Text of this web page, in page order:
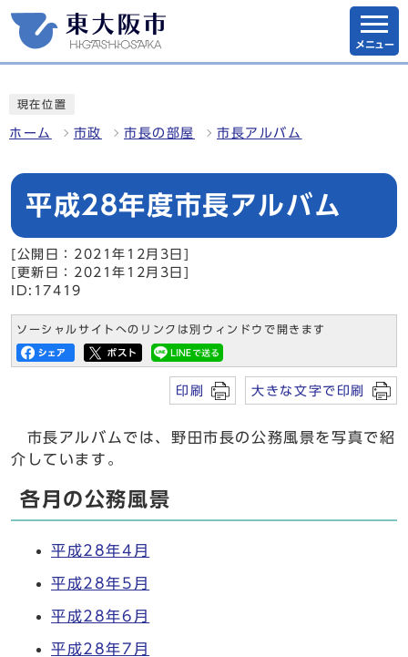
メニュー
現在位置
ホーム 市政 市長の部屋 市長アルバム
平成28年度市長アルバム
[公開日：2021年12月3日]
[更新日：2021年12月3日]
ID:17419
ソーシャルサイトへのリンクは別ウィンドウで開きます
印刷 大きな文字で印刷
市長アルバムでは、野田市長の公務風景を写真で紹
介しています。
各月の公務風景
平成28年4月
平成28年5月
平成28年6月
平成28年7月